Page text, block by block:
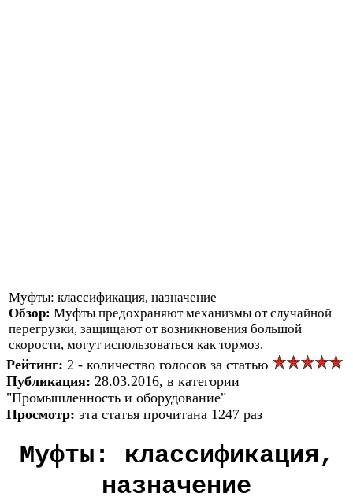
Муфты: классификация, назначение
Обзор: Муфты предохраняют механизмы от случайной
перегрузки, защищают от возникновения большой
скорости, могут использоваться как тормоз.
Рейтинг: 2 - количество голосов за статью
Публикация: 28.03.2016, в категории
"Промышленность и оборудование"
Просмотр: эта статья прочитана 1247 раз
Муфты: классификация,
назначение